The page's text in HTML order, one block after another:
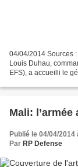
04/04/2014 Sources
Louis Duhau,
EFS), a accueilli le
Mali:
Publié le 04/04/2014
Par RP Defense